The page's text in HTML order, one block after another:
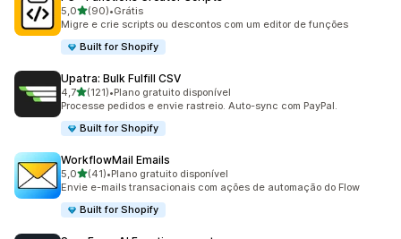
5,0de 5 estrelas
(90)
90 avaliações ao todo
•Grátis
Migre e crie scripts ou descontos com um editor de funções
Built for Shopify
Upatra: Bulk Fulfill CSV
4,7de 5 estrelas
(121)
121 avaliações ao todo
•Plano gratuito disponível
Processe pedidos e envie rastreio. Auto-sync com PayPal.
Built for Shopify
WorkflowMail Emails
5,0de 5 estrelas
(41)
41 avaliações ao todo
•Plano gratuito disponível
Envie e-mails transacionais com ações de automação do Flow
Built for Shopify